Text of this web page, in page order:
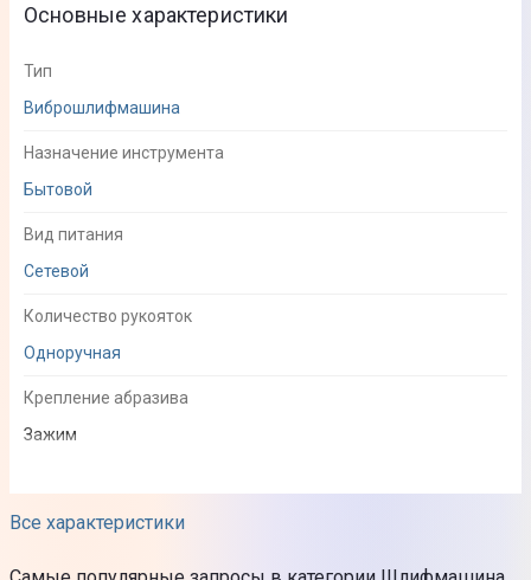
Все характеристики
Основные характеристики
Тип
Виброшлифмашина
Назначение инструмента
Бытовой
Вид питания
Сетевой
Количество рукояток
Одноручная
Крепление абразива
Зажим
Технические особенности